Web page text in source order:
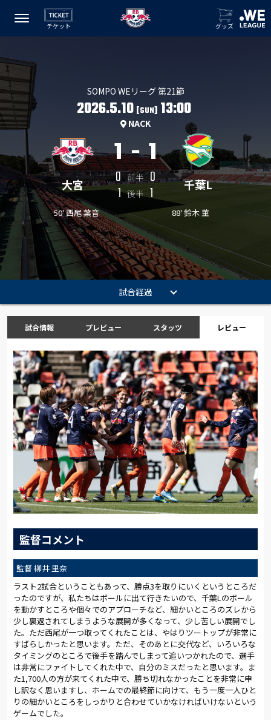
チケット グッズ
SOMPO WEリーグ 第21節
2026.5.10 [SUN] 13:00
NACK
大宮
50' 西尾 葉音
1 - 1
0 前半 0
1 後半 1 千葉L
88' 鈴木 菫
試合経過
試合情報 プレビュー スタッツ レビュー
監督コメント
監督 柳井 里奈
ラスト2試合ということもあって、勝点3を取りにいくというところだ
ったのですが、私たちはボールに出て行きたいので、千葉Lのボール
を動かすところや個々でのアプローチなど、細かいところのズレから
少し裏返されてしまうような展開が多くなって、少し苦しい展開でし
た。ただ西尾が一つ取ってくれたことは、やはりツートップが非常に
すばらしかったと思います。ただ、そのあとに交代など、いろいろな
タイミングのところで後手を踏んでしまって追いつかれたので、選手
は非常にファイトしてくれた中で、自分のミスだったと思います。ま
た1,700人の方が来てくれた中で、勝ち切れなかったことを非常に申
し訳なく思いますし、ホームでの最終節に向けて、もう一度一人ひと
りの細かいところをしっかりと合わせていかなければいけないという
ゲームでした。